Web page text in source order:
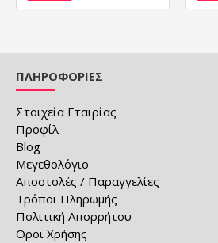
ΠΛΗΡΟΦΟΡΙΕΣ
Στοιχεία Εταιρίας
Προφίλ
Blog
Μεγεθολόγιο
Αποστολές / Παραγγελίες
Τρόποι Πληρωμής
Πολιτική Απορρήτου
Οροι Χρήσης